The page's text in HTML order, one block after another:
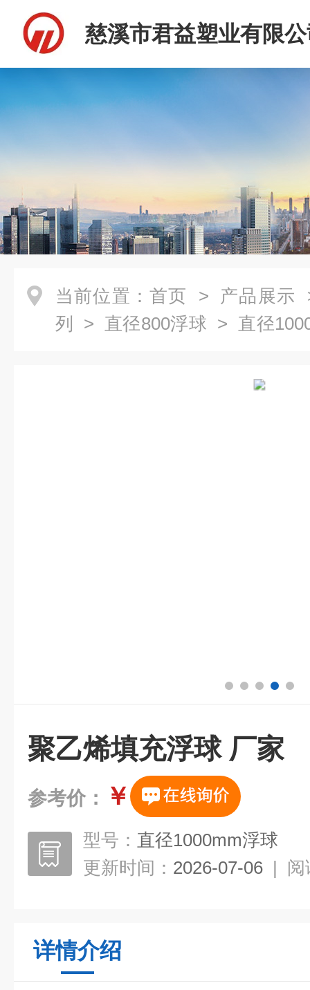
慈溪市君益塑业有限
当前位置： 首页 > 产品展示
列
> 直径800浮球 > 直径
聚乙烯填充浮球 厂家
参考价： ￥
型号： 直径1000mm浮球
更新时间： 2026-07-06 | 阅
详情介绍